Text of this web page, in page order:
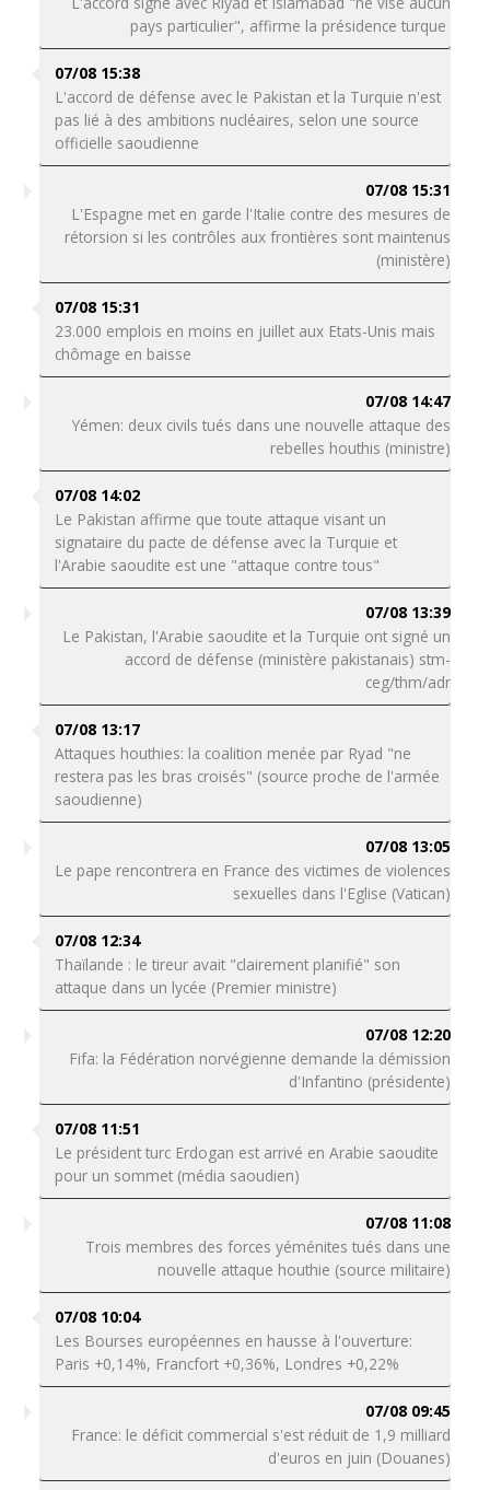
pays particulier", affirme la présidence turque
07/08 15:38
L'accord de défense avec le Pakistan et la Turquie n'est
pas lié à des ambitions nucléaires, selon une source
officielle saoudienne
07/08 15:31
L'Espagne met en garde l'Italie contre des mesures de
rétorsion si les contrôles aux frontières sont maintenus
(ministère)
07/08 15:31
23.000 emplois en moins en juillet aux Etats-Unis mais
chômage en baisse
07/08 14:47
Yémen: deux civils tués dans une nouvelle attaque des
rebelles houthis (ministre)
07/08 14:02
Le Pakistan affirme que toute attaque visant un
signataire du pacte de défense avec la Turquie et
l'Arabie saoudite est une "attaque contre tous"
07/08 13:39
Le Pakistan, l'Arabie saoudite et la Turquie ont signé un
accord de défense (ministère pakistanais) stm-
ceg/thm/adr
07/08 13:17
Attaques houthies: la coalition menée par Ryad "ne
restera pas les bras croisés" (source proche de l'armée
saoudienne)
07/08 13:05
Le pape rencontrera en France des victimes de violences
sexuelles dans l'Eglise (Vatican)
07/08 12:34
Thaïlande : le tireur avait "clairement planifié" son
attaque dans un lycée (Premier ministre)
07/08 12:20
Fifa: la Fédération norvégienne demande la démission
d'Infantino (présidente)
07/08 11:51
Le président turc Erdogan est arrivé en Arabie saoudite
pour un sommet (média saoudien)
07/08 11:08
Trois membres des forces yéménites tués dans une
nouvelle attaque houthie (source militaire)
07/08 10:04
Les Bourses européennes en hausse à l'ouverture:
Paris +0,14%, Francfort +0,36%, Londres +0,22%
07/08 09:45
France: le déficit commercial s'est réduit de 1,9 milliard
d'euros en juin (Douanes)